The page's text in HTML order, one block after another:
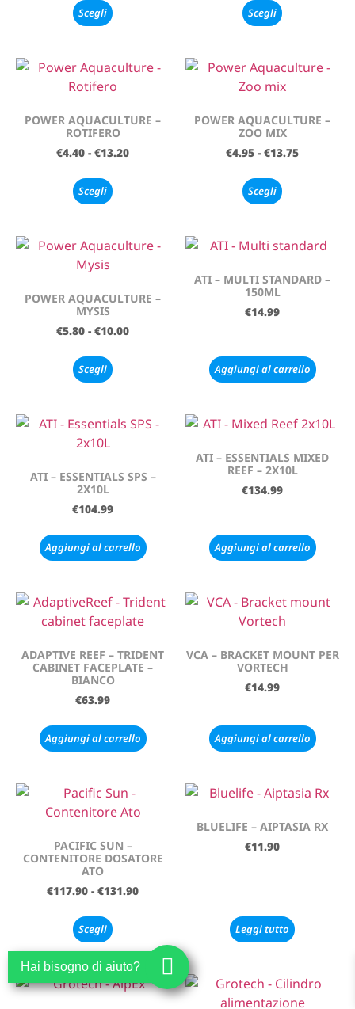
Scegli Scegli
POWER AQUACULTURE –
ROTIFERO
€4.40 - €13.20
Scegli
POWER AQUACULTURE –
ZOO MIX
€4.95 - €13.75
Scegli
POWER AQUACULTURE –
MYSIS
€5.80 - €10.00
Scegli
ATI – MULTI STANDARD –
150ML
€14.99
Aggiungi al carrello
ATI – ESSENTIALS SPS –
2X10L
€104.99
Aggiungi al carrello
ATI – ESSENTIALS MIXED
REEF – 2X10L
€134.99
Aggiungi al carrello
ADAPTIVE REEF – TRIDENT
CABINET FACEPLATE –
BIANCO
€63.99
Aggiungi al carrello
VCA – BRACKET MOUNT PER
VORTECH
€14.99
Aggiungi al carrello
PACIFIC SUN –
CONTENITORE DOSATORE
ATO
€117.90 - €131.90
Scegli
BLUELIFE – AIPTASIA RX
€11.90
Leggi tutto
Hai bisogno di aiuto?